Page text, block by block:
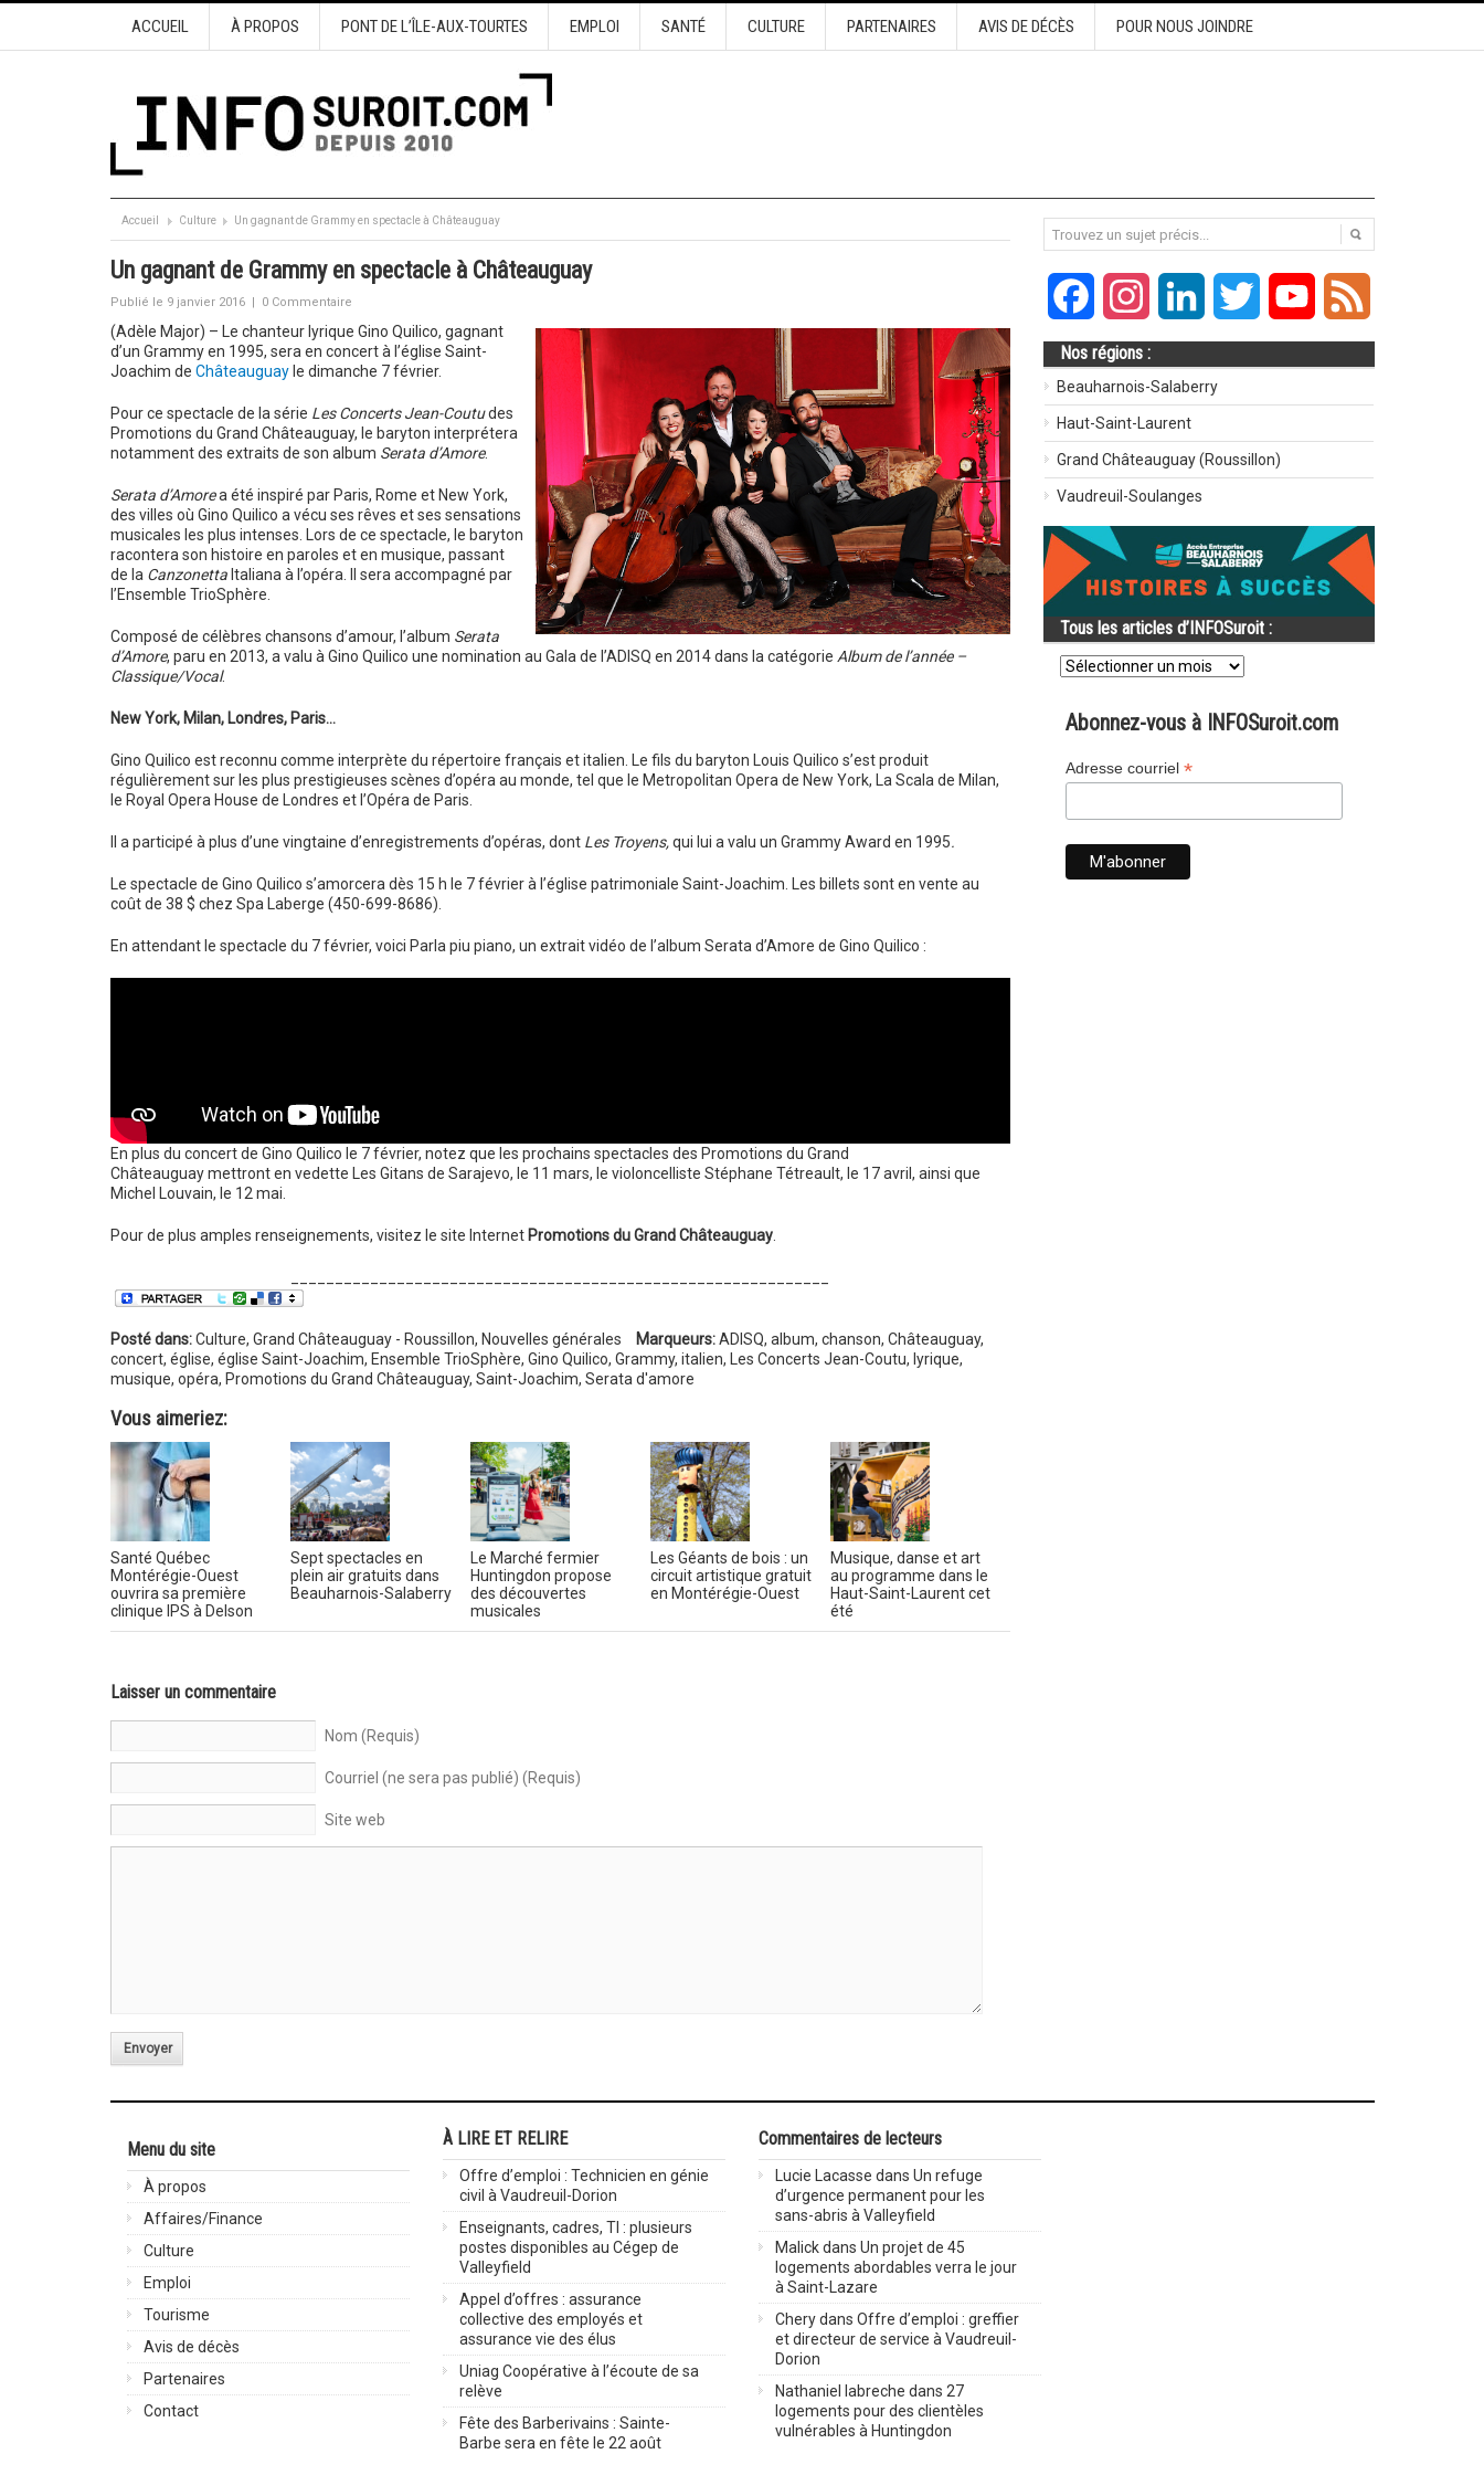
ACCUEIL À PROPOS PONT DE L’ÎLE-AUX-TOURTES EMPLOI SANTÉ CULTURE PARTENAIRES AVIS DE DÉCÈS POUR NOUS JOINDRE
Accueil Culture Un gagnant de Grammy en spectacle à Châteauguay
Un gagnant de Grammy en spectacle à Châteauguay
Publié le 9 janvier 2016 | 0 Commentaire
(Adèle Major) – Le chanteur lyrique Gino Quilico, gagnant
d’un Grammy en 1995, sera en concert à l’église Saint-
Joachim de Châteauguayle dimanche 7 février.
Pour ce spectacle de la série Les Concerts Jean-Coutudes
Promotions du Grand Châteauguay, le baryton interprétera
notamment des extraits de son album Serata d’Amore.
Serata d’Amorea été inspiré par Paris, Rome et New York,
des villes où Gino Quilico a vécu ses rêves et ses sensations
musicales les plus intenses. Lors de ce spectacle, le baryton
racontera son histoire en paroles et en musique, passant
de la CanzonettaItaliana à l’opéra. Il sera accompagné par
l’Ensemble TrioSphère.
Composé de célèbres chansons d’amour, l’album Serata
d’Amore, paru en 2013, a valu à Gino Quilico une nomination au Gala de l’ADISQ en 2014 dans la catégorie Album de l’année –
Classique/Vocal.
New York, Milan, Londres, Paris…
Gino Quilico est reconnu comme interprète du répertoire français et italien. Le fils du baryton Louis Quilico s’est produit
régulièrement sur les plus prestigieuses scènes d’opéra au monde, tel que le Metropolitan Opera de New York, La Scala de Milan,
le Royal Opera House de Londres et l’Opéra de Paris.
Il a participé à plus d’une vingtaine d’enregistrements d’opéras, dont Les Troyens,qui lui a valu un Grammy Award en 1995.
Le spectacle de Gino Quilico s’amorcera dès 15 h le 7 février à l’église patrimoniale Saint-Joachim. Les billets sont en vente au
coût de 38 $ chez Spa Laberge (450-699-8686).
En attendant le spectacle du 7 février, voici Parla piu piano, un extrait vidéo de l’album Serata d’Amore de Gino Quilico :
En plus du concert de Gino Quilico le 7 février, notez que les prochains spectacles des Promotions du Grand
Châteauguay mettront en vedette Les Gitans de Sarajevo, le 11 mars, le violoncelliste Stéphane Tétreault, le 17 avril, ainsi que
Michel Louvain, le 12 mai.
Pour de plus amples renseignements, visitez le site Internet Promotions du Grand Châteauguay.
Posté dans:Culture, Grand Châteauguay - Roussillon, Nouvelles générales Marqueurs: ADISQ, album, chanson, Châteauguay,
concert, église, église Saint-Joachim, Ensemble TrioSphère, Gino Quilico, Grammy, italien, Les Concerts Jean-Coutu, lyrique,
musique, opéra, Promotions du Grand Châteauguay, Saint-Joachim, Serata d'amore
Vous aimeriez:
Santé Québec
Montérégie-Ouest
ouvrira sa première
clinique IPS à Delson
Sept spectacles en
plein air gratuits dans
Beauharnois-Salaberry
Le Marché fermier
Huntingdon propose
des découvertes
musicales
Les Géants de bois : un
circuit artistique gratuit
en Montérégie-Ouest
Musique, danse et art
au programme dans le
Haut-Saint-Laurent cet
été
Laisser un commentaire
Nom (Requis)
Courriel (ne sera pas publié) (Requis)
Site web
Envoyer
FacebookInstagramLinkedIn Twitter YouTube
Nos régions :
Beauharnois-Salaberry
Haut-Saint-Laurent
Grand Châteauguay (Roussillon)
Vaudreuil-Soulanges
Tous les articles d’INFOSuroit :
Tous
les
d’INFOSuroit
Abonnez-vous à INFOSuroit.com
Adresse courriel *
Menu du site
À propos
Affaires/Finance
Culture
Emploi
Tourisme
Avis de décès
Partenaires
Contact
À LIRE ET RELIRE
Offre d’emploi : Technicien en génie
civil à Vaudreuil-Dorion
Enseignants, cadres, TI : plusieurs
postes disponibles au Cégep de
Valleyfield
Appel d’offres : assurance
collective des employés et
assurance vie des élus
Uniag Coopérative à l’écoute de sa
relève
Fête des Barberivains : Sainte-
Barbe sera en fête le 22 août
Commentaires de lecteurs
Lucie Lacasse dans Un refuge
d’urgence permanent pour les
sans-abris à Valleyfield
Malickdans Un projet de 45
logements abordables verra le jour
à Saint-Lazare
Cherydans Offre d’emploi : greffier
et directeur de service à Vaudreuil-
Dorion
Nathaniel labreche dans 27
logements pour des clientèles
vulnérables à Huntingdon